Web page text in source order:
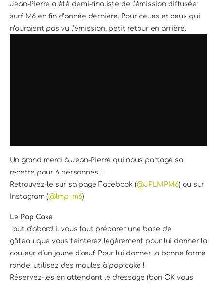
Jean-Pierre a été demi-finaliste de l’émission diffusée
surf M6 en fin d’année dernière. Pour celles et ceux qui
n’auraient pas vu l’émission, petit retour en arrière.
Un grand merci à Jean-Pierre qui nous partage sa
recette pour 6 personnes !
Retrouvez-le sur sa page Facebook (@JPLMPM6) ou sur
Instagram (@lmp_m6)
Le Pop Cake
Tout d’abord il vous faut préparer une base de
gâteau que vous teinterez légèrement pour lui donner la
couleur d’un jaune d’œuf. Pour lui donner la bonne forme
ronde, utilisez des moules à pop cake !
Réservez-les en attendant le dressage (bon OK vous